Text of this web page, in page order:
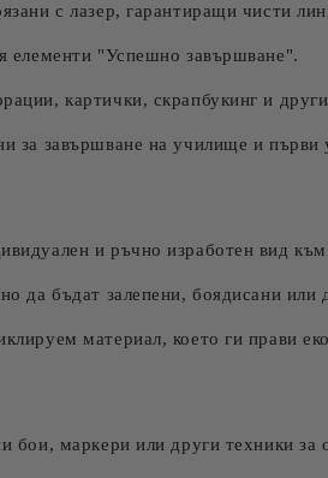
с лазер, гарантиращи чисти
елементи "Успешно завършване".
картички, скрапбукинг и
за завършване на училище и първи
и ръчно изработен вид
да бъдат залепени, боядисани
материал, което ги прави
бои, маркери или други техники за